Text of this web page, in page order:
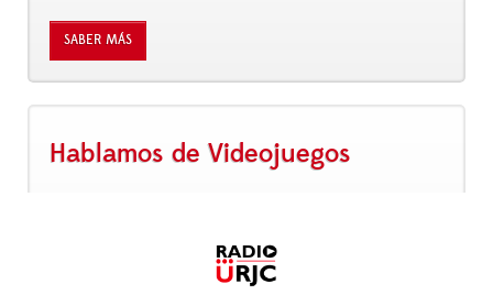
SABER MÁS
Hablamos de Videojuegos